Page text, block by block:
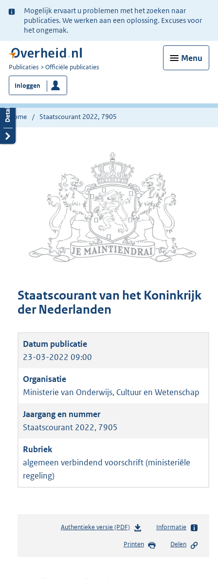
Ter
informatie:
Mogelijk ervaart u problemen met het zoeken naar
publicaties. We werken aan een oplossing. Excuses voor
het ongemak.
Menu
U
bent
nu
hier:
Publicaties Officiële publicaties
Inloggen
Home Staatscourant 2022, 7905
Staatscourant van het Koninkrijk
der Nederlanden
23-03-2022 09:00
Ministerie van Onderwijs, Cultuur en Wetenschap
Staatscourant 2022, 7905
algemeen verbindend voorschrift (ministeriële
regeling)
Authentieke versie (PDF)b
s
Informatie
Printen Delen